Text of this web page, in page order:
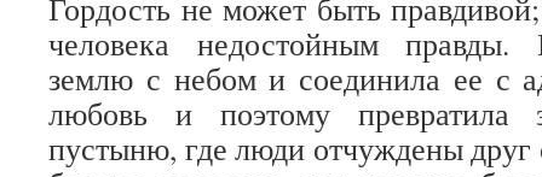
Гордость не может быть
человека недостойным правды.
землю с небом и соединила ее с
любовь и поэтому
пустыню, где люди отчуждены друг